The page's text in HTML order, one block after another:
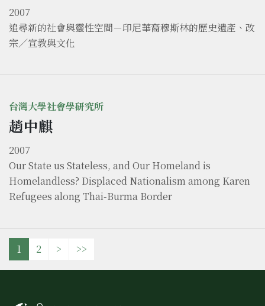
2007
追尋新的社會與靈性空間－印尼華裔穆斯林的歷史遺產、改
宗／宣教與文化
台灣大學社會學研究所
趙中麒
2007
Our State us Stateless, and Our Homeland is
Homelandless? Displaced Nationalism among Karen
Refugees along Thai-Burma Border
1 2 > >>